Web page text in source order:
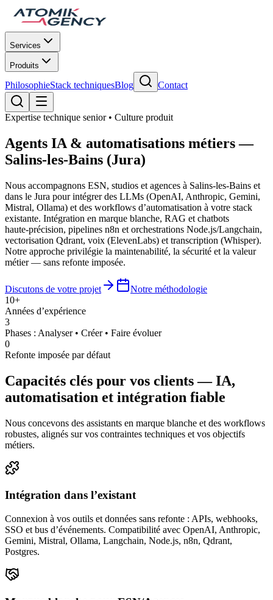
Services
Produits
PhilosophieStack techniquesBlog Contact
Expertise technique senior • Culture produit
Agents IA & automatisations métiers—
Salins‑les‑Bains (Jura)
Nous accompagnons ESN, studios et agences à Salins‑les‑Bains et
dans le Jura pour intégrer des LLMs (OpenAI, Anthropic, Gemini,
Mistral, Ollama) et des workflows d’automatisation à votre stack
existante. Intégration en marque blanche, RAG et chatbots
haute‑précision, pipelines n8n et orchestrations Node.js/Langchain,
vectorisation Qdrant, voix (ElevenLabs) et transcription (Whisper).
Notre approche privilégie la maintenabilité, la sécurité et la valeur
métier — sans refonte imposée.
Discutons de votre projet
Notre méthodologie
10+
Années d’expérience
3
Phases : Analyser • Créer • Faire évoluer
0
Refonte imposée par défaut
Capacités clés pour vos clients — IA,
automatisation et intégration fiable
Nous concevons des assistants en marque blanche et des workflows
robustes, alignés sur vos contraintes techniques et vos objectifs
métiers.
Intégration dans l’existant
Connexion à vos outils et données sans refonte : APIs, webhooks,
SSO et bus d’événements. Compatibilité avec OpenAI, Anthropic,
Gemini, Mistral, Ollama, Langchain, Node.js, n8n, Qdrant,
Postgres.